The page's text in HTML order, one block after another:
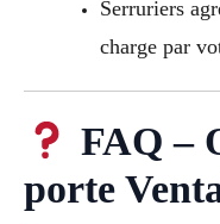
Serruriers
charge par
FAQ –
porte